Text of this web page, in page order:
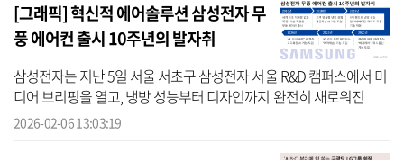
[그래픽] 혁신적 에어솔루션 삼성전자 무
풍 에어컨 출시 10주년의 발자취
삼성전자는 지난 5일 서울 서초구 삼성전자 서울 R&D 캠퍼스에서 미
디어 브리핑을 열고, 냉방 성능부터 디자인까지 완전히 새로워진
‘2026년형 AI 무풍 에어컨’ 신제품을 공개했다. 이번 신제품에 대한 관
2026-02-06 13:03:19